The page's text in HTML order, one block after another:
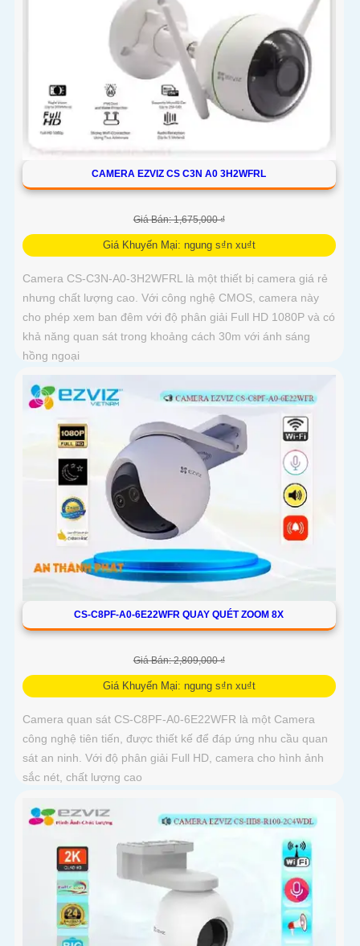
CAMERA EZVIZ CS C3N A0 3H2WFRL
Giá Bán: 1,675,000 ₫
Giá Khuyến Mại: ngung s₫n xu₫t
Camera CS-C3N-A0-3H2WFRL là một thiết bị camera giá rẻ
nhưng chất lượng cao. Với công nghệ CMOS, camera này
cho phép xem ban đêm với độ phân giải Full HD 1080P và có
khả năng quan sát trong khoảng cách 30m với ánh sáng
hồng ngoại
CS-C8PF-A0-6E22WFR QUAY QUÉT ZOOM 8X
Giá Bán: 2,809,000 ₫
Giá Khuyến Mại: ngung s₫n xu₫t
Camera quan sát CS-C8PF-A0-6E22WFR là một Camera
công nghệ tiên tiến, được thiết kế để đáp ứng nhu cầu quan
sát an ninh. Với độ phân giải Full HD, camera cho hình ảnh
sắc nét, chất lượng cao